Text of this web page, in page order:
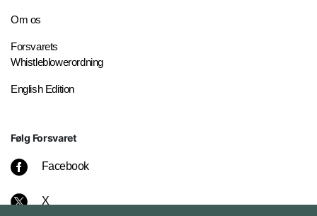
Om os
Forsvarets
Whistleblowerordning
English Edition
Følg Forsvaret
Facebook
X